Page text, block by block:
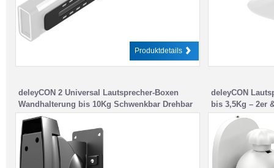
Produktdetails
deleyCON 2 Universal Lautsprecher-Boxen
Wandhalterung bis 10Kg Schwenkbar Drehbar
Neigbar Full-Motion
deleyCON
bis 3,5Kg – 2er